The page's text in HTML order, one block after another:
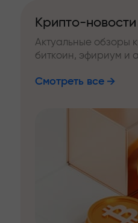
Крипто-новости
Актуальные обзоры
биткоин, эфириум и
Смотреть все